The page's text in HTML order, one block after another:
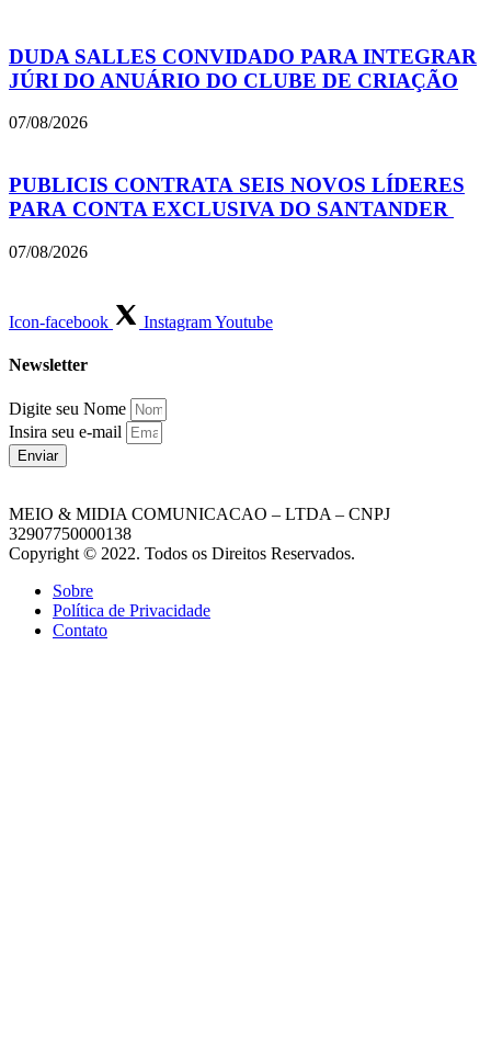
DUDA SALLES CONVIDADO PARA INTEGRAR
JÚRI DO ANUÁRIO DO CLUBE DE CRIAÇÃO
07/08/2026
PUBLICIS CONTRATA SEIS NOVOS LÍDERES
PARA CONTA EXCLUSIVA DO SANTANDER
07/08/2026
Icon-facebook InstagramYoutube
Newsletter
Digite seu Nome
Insira seu e-mail
Enviar
MEIO & MIDIA COMUNICACAO – LTDA – CNPJ
32907750000138
Copyright © 2022. Todos os Direitos Reservados.
Sobre
Política de Privacidade
Contato